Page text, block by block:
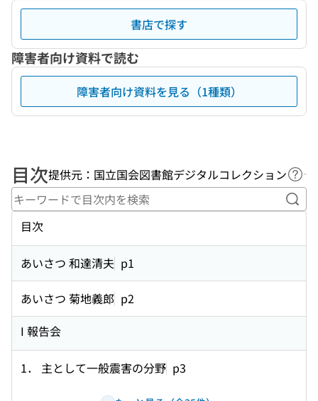
書店で探す
障害者向け資料で読む
障害者向け資料を見る（1種類）
目次提供元：国立国会図書館デジタルコレクション ヘ
キ
目次
あいさつ 和達清夫 p1
あいさつ 菊地義郎 p2
I 報告会
1． 主として一般震害の分野 p3